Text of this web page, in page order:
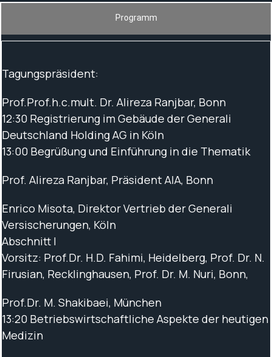
Programm
Tagungspräsident:
Prof.Prof.h.c.mult. Dr. Alireza Ranjbar, Bonn
12:30 Registrierung im Gebäude der Generali
Deutschland Holding AG in Köln
13:00 Begrüßung und Einführung in die Thematik
Prof. Alireza Ranjbar, Präsident AIA, Bonn
Enrico Misota, Direktor Vertrieb der Generali
Versischerungen, Köln
Abschnitt I
Vorsitz: Prof.Dr. H.D. Fahimi, Heidelberg, Prof. Dr. N.
Firusian, Recklinghausen, Prof. Dr. M. Nuri, Bonn,
Prof.Dr. M. Shakibaei, München
13:20 Betriebswirtschaftliche Aspekte der heutigen
Medizin